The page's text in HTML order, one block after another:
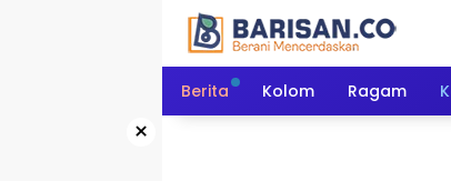
Berita Kolom Ragam
×